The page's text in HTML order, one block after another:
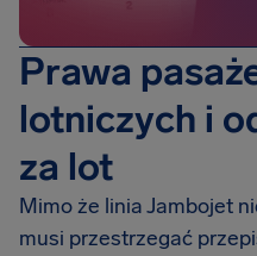
Prawa
lotniczych i
za lot
Mimo że linia Jambojet
musi przestrzegać